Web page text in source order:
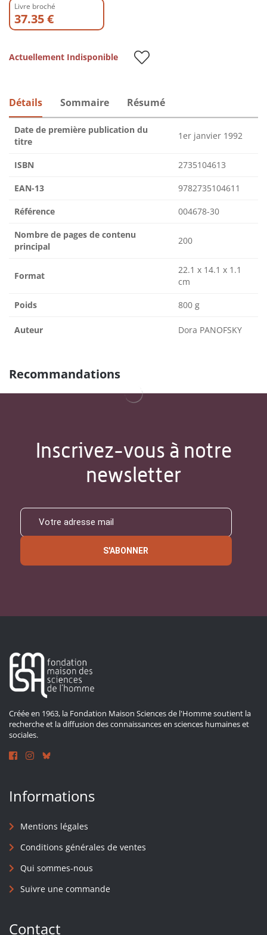
Livre broché
37.35 €
Actuellement Indisponible
Détails Sommaire Résumé
Date de première publication du
titre
1er janvier 1992
ISBN 2735104613
EAN-13 9782735104611
Référence 004678-30
Nombre de pages de contenu
principal
200
Format
22.1 x 14.1 x 1.1
cm
Poids 800 g
Auteur Dora PANOFSKY
Recommandations
Inscrivez-vous à notre
newsletter
S'ABONNER
Créée en 1963, la Fondation Maison Sciences de l'Homme soutient la
recherche et la diffusion des connaissances en sciences humaines et
sociales.
Informations
Mentions légales
Conditions générales de ventes
Qui sommes-nous
Suivre une commande
Contact